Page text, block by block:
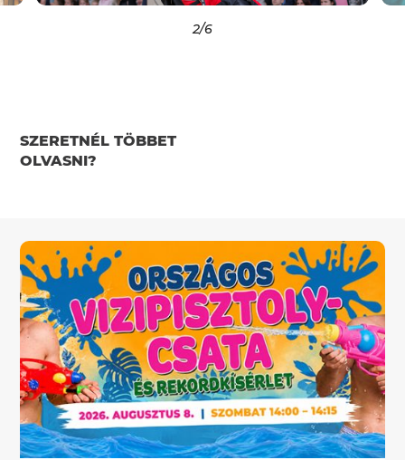
2/6
SZERETNÉL TÖBBET
OLVASNI?